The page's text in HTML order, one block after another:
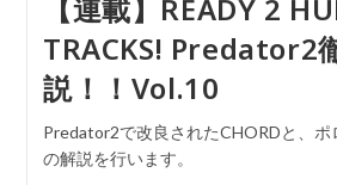
【連載】READY 2
TRACKS! Predator2
説！！Vol.10
Predator2で改良されたCHORDと、ポ
の解説を行います。